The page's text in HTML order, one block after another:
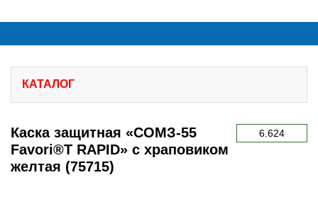
КАТАЛОГ
Каска защитная «СОМЗ-55
Favori®T RAPID» с храповиком
желтая (75715)
6.624